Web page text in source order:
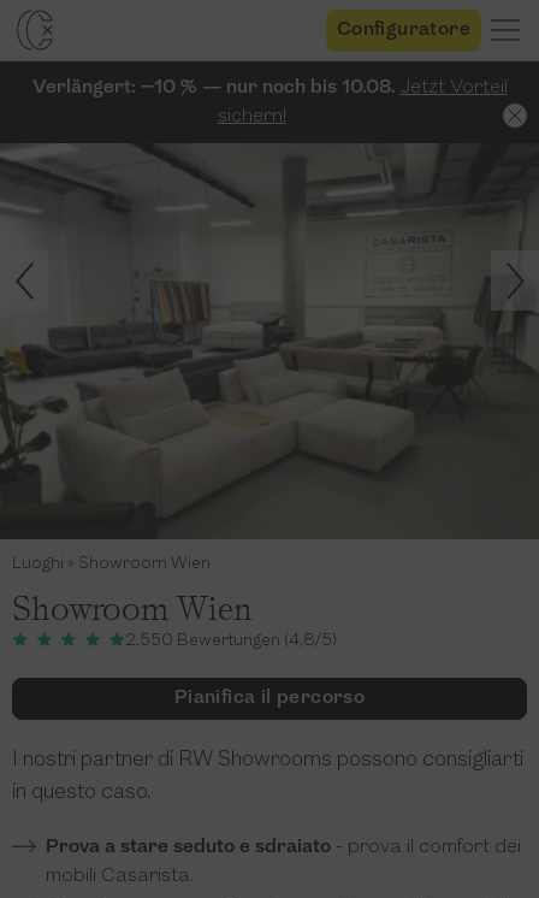
Configuratore
Verlängert: −10 % — nur noch bis 10.08. Jetzt Vorteil
sichern!
Luoghi » Showroom Wien
Showroom Wien
2.550 Bewertungen (4,8/5)
Pianifica il percorso
I nostri partner di RW Showrooms possono consigliarti
in questo caso.
Prova a stare seduto e sdraiato - prova il comfort dei
mobili Casarista.